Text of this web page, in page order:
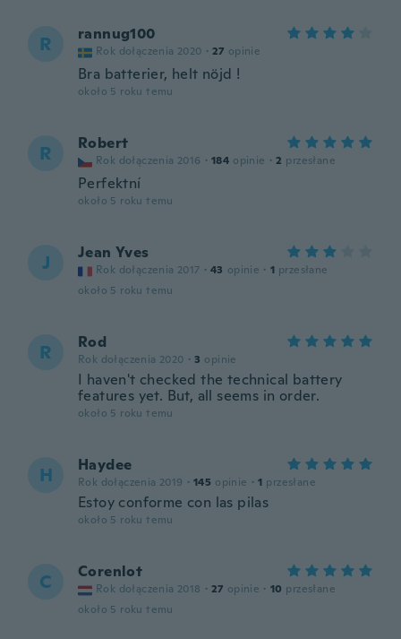
R rannug100
Rok dołączenia 2020 · 27 opinie
Bra batterier, helt nöjd !
około 5 roku temu
R Robert
Rok dołączenia 2016 · 184 opinie · 2 przesłane
Perfektní
około 5 roku temu
J Jean Yves
Rok dołączenia 2017 · 43 opinie · 1 przesłane
około 5 roku temu
R Rod
Rok dołączenia 2020 · 3 opinie
I haven't checked the technical battery
features yet. But, all seems in order.
około 5 roku temu
H Haydee
Rok dołączenia 2019 · 145 opinie · 1 przesłane
Estoy conforme con las pilas
około 5 roku temu
C Corenlot
Rok dołączenia 2018 · 27 opinie · 10 przesłane
około 5 roku temu